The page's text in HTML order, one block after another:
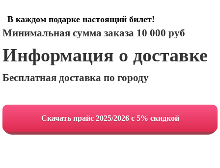
В каждом подарке настоящий билет!
Минимальная сумма заказа 10 000 руб
Информация о доставке
Бесплатная доставка по городу
Cкачать прайс 2025/2026 с 5% скидкой